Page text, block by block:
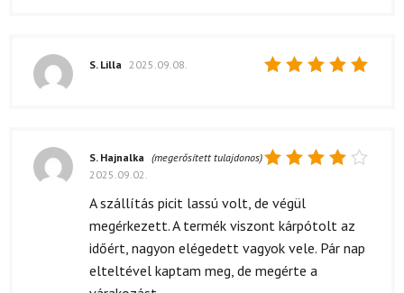
S. Lilla 2025.09.08.
4 / 5
S. Hajnalka (megerősített tulajdonos)
2025.09.02.
A szállítás picit lassú volt, de végül
megérkezett. A termék viszont kárpótolt az
időért, nagyon elégedett vagyok vele. Pár nap
elteltével kaptam meg, de megérte a